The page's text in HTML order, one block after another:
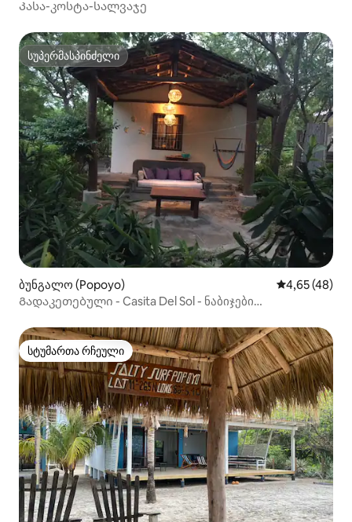
Კასა-კოსტა-სალვაჯე
სუპერმასპინძელი
სუპერმასპინძელი
ბუნგალო (Popoyo) საშუალო
4,65 (48)
Გადაკეთებული - Casita Del Sol - ნაბიჯები
სტუმართა რჩეული
სტუმართა რჩეული